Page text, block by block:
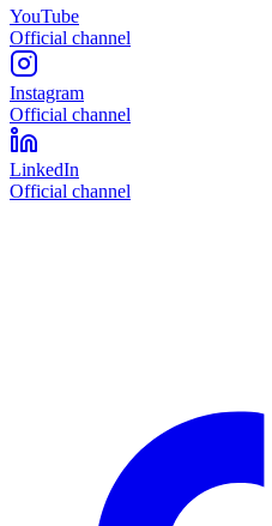
YouTube
Official channel
Instagram
Official channel
LinkedIn
Official channel